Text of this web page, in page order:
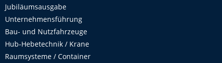
Jubiläumsausgabe
Unternehmensführung
Bau- und Nutzfahrzeuge
Hub-Hebetechnik / Krane
Raumsysteme / Container